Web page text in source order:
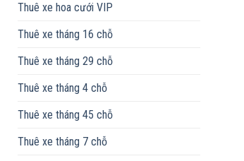
Thuê xe hoa cưới VIP
Thuê xe tháng 16 chỗ
Thuê xe tháng 29 chỗ
Thuê xe tháng 4 chỗ
Thuê xe tháng 45 chỗ
Thuê xe tháng 7 chỗ